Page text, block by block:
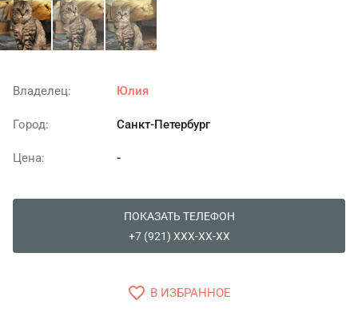
Владелец: Юлия
Город: Санкт-Петербург
Цена: -
ПОКАЗАТЬ ТЕЛЕФОН
+7 (921) XXX-XX-XX
favorite_border В ИЗБРАННОЕ